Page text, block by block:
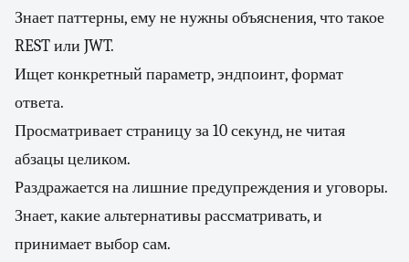
Знает паттерны, ему не нужны объяснения, что такое
REST или JWT.
Ищет конкретный параметр, эндпоинт, формат
ответа.
Просматривает страницу за 10 секунд, не читая
абзацы целиком.
Раздражается на лишние предупреждения и уговоры.
Знает, какие альтернативы рассматривать, и
принимает выбор сам.